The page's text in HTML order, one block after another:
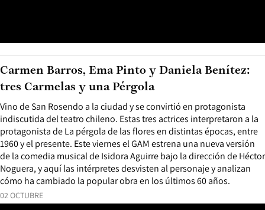
02 OCTUBRE
Vino de San Rosendo a la ciudad y se convirtió en protagonista
indiscutida del teatro chileno. Estas tres actrices interpretaron a la
protagonista de La pérgola de las flores en distintas épocas, entre
1960 y el presente. Este viernes el GAM estrena una nueva versión
de la comedia musical de Isidora Aguirre bajo la dirección de Héctor
Noguera, y aquí las intérpretes desvisten al personaje y analizan
cómo ha cambiado la popular obra en los últimos 60 años.
Carmen Barros, Ema Pinto y Daniela Benítez:
tres Carmelas y una Pérgola